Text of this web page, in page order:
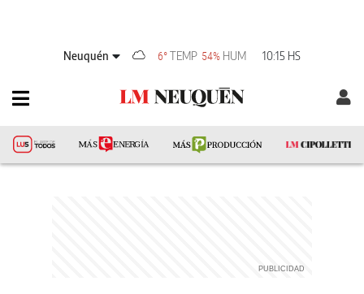
Neuquén 6°TEMP 54% HUM 10:15 HS